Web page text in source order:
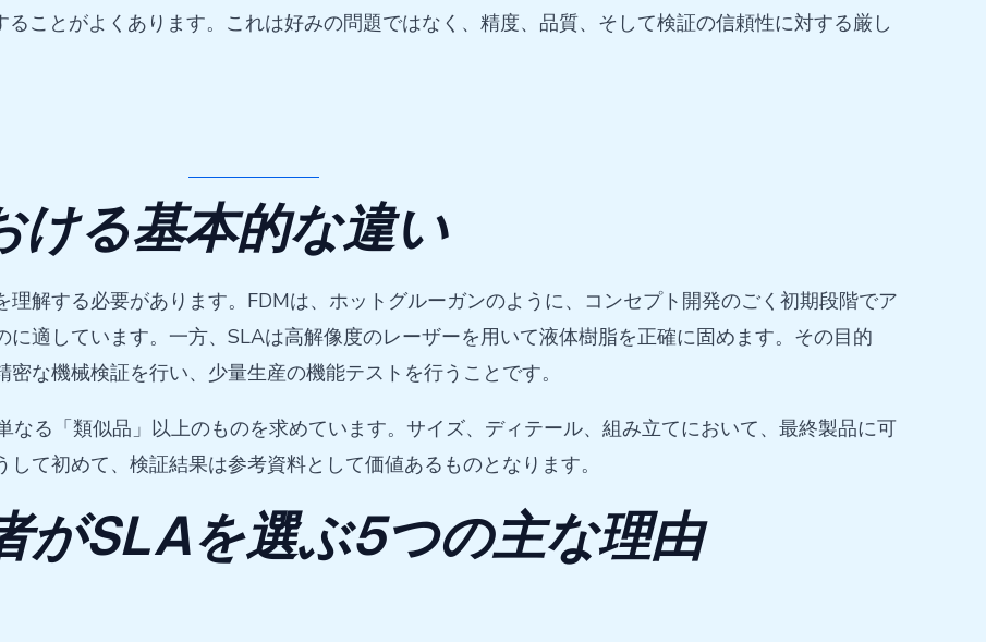
ことがよくあります。これは好みの問題ではなく、精度、品質、そして検証の信頼性に対する厳し
ける基本的な違い
解する必要があります。FDMは、ホットグルーガンのように、コンセプト開発のごく初期段階でア
適しています。一方、SLAは高解像度のレーザーを用いて液体樹脂を正確に固めます。その目的
な機械検証を行い、少量生産の機能テストを行うことです。
なる「類似品」以上のものを求めています。サイズ、ディテール、組み立てにおいて、最終製品に可
て初めて、検証結果は参考資料として価値あるものとなります。
がSLAを選ぶ5つの主な理由